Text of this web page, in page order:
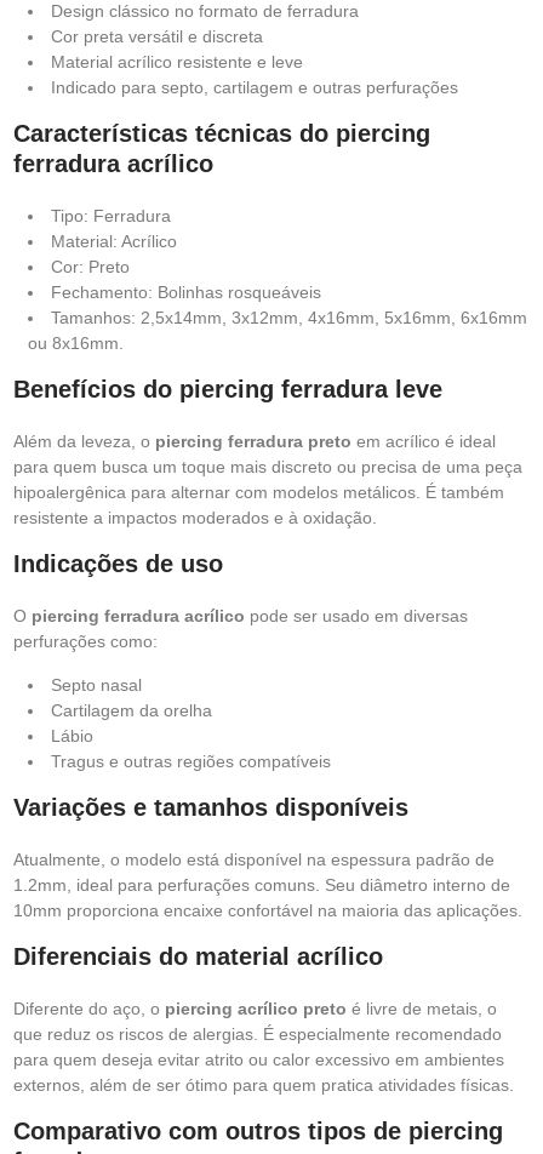
Design clássico no formato de ferradura
Cor preta versátil e discreta
Material acrílico resistente e leve
Indicado para septo, cartilagem e outras perfurações
Características técnicas do piercing
ferradura acrílico
Tipo: Ferradura
Material: Acrílico
Cor: Preto
Fechamento: Bolinhas rosqueáveis
Tamanhos: 2,5x14mm, 3x12mm, 4x16mm, 5x16mm, 6x16mm
ou 8x16mm.
Benefícios do piercing ferradura leve
Além da leveza, o piercing ferradura preto em acrílico é ideal
para quem busca um toque mais discreto ou precisa de uma peça
hipoalergênica para alternar com modelos metálicos. É também
resistente a impactos moderados e à oxidação.
Indicações de uso
O piercing ferradura acrílico pode ser usado em diversas
perfurações como:
Septo nasal
Cartilagem da orelha
Lábio
Tragus e outras regiões compatíveis
Variações e tamanhos disponíveis
Atualmente, o modelo está disponível na espessura padrão de
1.2mm, ideal para perfurações comuns. Seu diâmetro interno de
10mm proporciona encaixe confortável na maioria das aplicações.
Diferenciais do material acrílico
Diferente do aço, o piercing acrílico preto é livre de metais, o
que reduz os riscos de alergias. É especialmente recomendado
para quem deseja evitar atrito ou calor excessivo em ambientes
externos, além de ser ótimo para quem pratica atividades físicas.
Comparativo com outros tipos de piercing